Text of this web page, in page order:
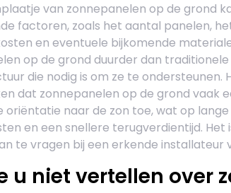
van zonnepanelen op de grond
factoren, zoals het aantal panelen,
en eventuele bijkomende
op de grond duurder dan
die nodig is om ze te ondersteunen.
dat zonnepanelen op de grond vaak
oriëntatie naar de zon toe, wat op
en een snellere terugverdientijd.
te vragen bij een erkende installateur
u niet vertellen over